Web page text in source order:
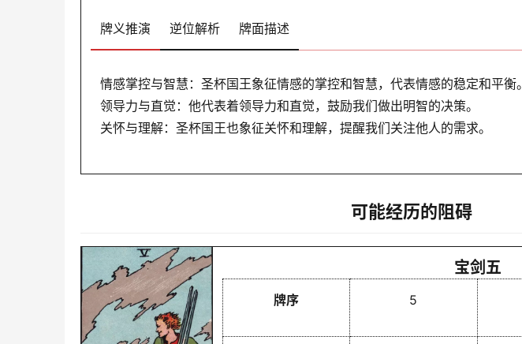
牌义推演 逆位解析 牌面描述
情感掌控与智慧：圣杯国王象征情感的掌控和智慧，代表情感的稳定和平衡。
领导力与直觉：他代表着领导力和直觉，鼓励我们做出明智的决策。
关怀与理解：圣杯国王也象征关怀和理解，提醒我们关注他人的需求。
可能经历的阻碍
宝剑五
牌序 5